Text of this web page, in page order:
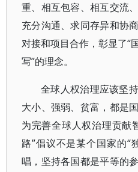
重、相互包容、相互交流
充分沟通、求同存异和协
对接和项目合作，彰显了“
写”的理念。
全球人权治理应该坚
大小、强弱、贫富，都是
为完善全球人权治理贡献
路”倡议不是某个国家的“
唱，坚持各国都是平等的